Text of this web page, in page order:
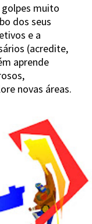
golpes muito
dos seus
e a
(acredite,
aprende
novas áreas.